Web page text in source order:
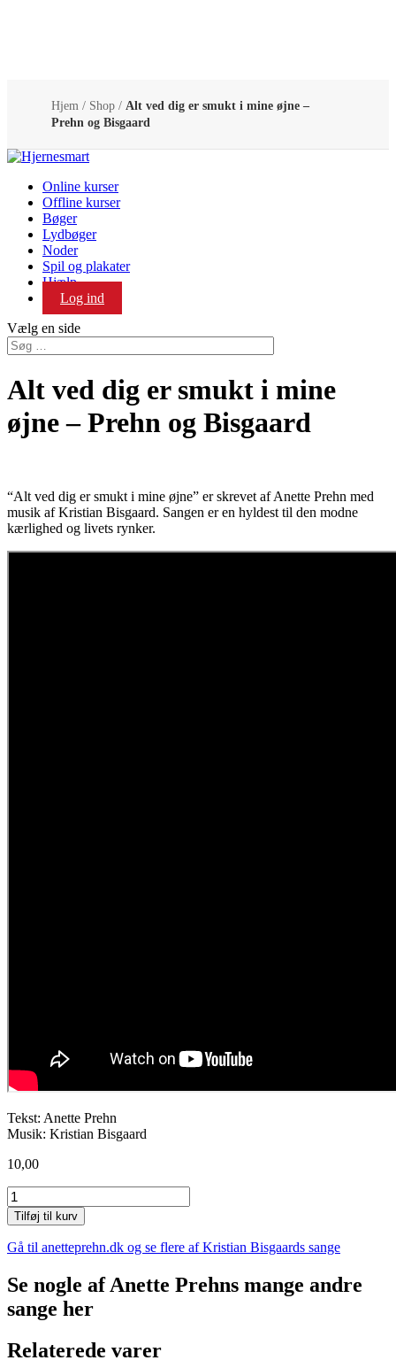
Hjem / Shop / Alt ved dig er smukt i mine øjne –
Prehn og Bisgaard
Online kurser
Offline kurser
Bøger
Lydbøger
Noder
Spil og plakater
Hjælp
Log ind
Vælg en side
Alt ved dig er smukt i mine
øjne – Prehn og Bisgaard
“Alt ved dig er smukt i mine øjne” er skrevet af Anette Prehn med
musik af Kristian Bisgaard. Sangen er en hyldest til den modne
kærlighed og livets rynker.
Tekst: Anette Prehn
Musik: Kristian Bisgaard
10,00
Alt
ved
dig
er
smukt
mine
øjne
-
og
Tilføj til kurv
Gå til anetteprehn.dk og se flere af Kristian Bisgaards sange
Se nogle af Anette Prehns mange andre
sange her
Relaterede varer